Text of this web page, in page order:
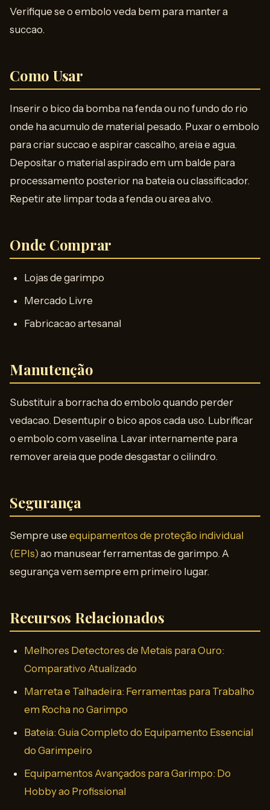
Verifique se o embolo veda bem para manter a
succao.
Como Usar
Inserir o bico da bomba na fenda ou no fundo do rio
onde ha acumulo de material pesado. Puxar o embolo
para criar succao e aspirar cascalho, areia e agua.
Depositar o material aspirado em um balde para
processamento posterior na bateia ou classificador.
Repetir ate limpar toda a fenda ou area alvo.
Onde Comprar
Lojas de garimpo
Mercado Livre
Fabricacao artesanal
Manutenção
Substituir a borracha do embolo quando perder
vedacao. Desentupir o bico apos cada uso. Lubrificar
o embolo com vaselina. Lavar internamente para
remover areia que pode desgastar o cilindro.
Segurança
Sempre use equipamentos de proteção individual
(EPIs) ao manusear ferramentas de garimpo. A
segurança vem sempre em primeiro lugar.
Recursos Relacionados
Melhores Detectores de Metais para Ouro:
Comparativo Atualizado
Marreta e Talhadeira: Ferramentas para Trabalho
em Rocha no Garimpo
Bateia: Guia Completo do Equipamento Essencial
do Garimpeiro
Equipamentos Avançados para Garimpo: Do
Hobby ao Profissional